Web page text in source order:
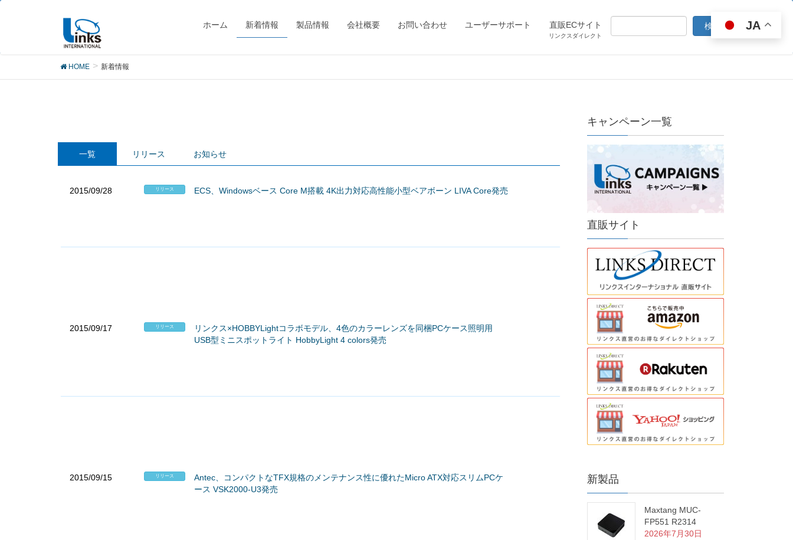
ホーム 新着情報 製品情報 会社概要 お問い合わせ ユーザーサポート 直販ECサイト
リンクスダイレクト
新着情報
HOME 新着情報
一覧 リリース お知らせ
2015/09/28 リリース ECS、Windowsベース Core M搭載 4K出力対応高性能小型ベアボーン LIVA Core発売
2015/09/17 リリース
リンクス×HOBBYLightコラボモデル、4色のカラーレンズを同梱PCケース照明用
USB型ミニスポットライト HobbyLight 4 colors発売
2015/09/15 リリース
Antec、コンパクトなTFX規格のメンテナンス性に優れたMicro ATX対応スリムPCケ
ース VSK2000-U3発売
キャンペーン一覧
直販サイト
新製品
Maxtang MUC-
FP551 R2314
2026年7月30日
JA